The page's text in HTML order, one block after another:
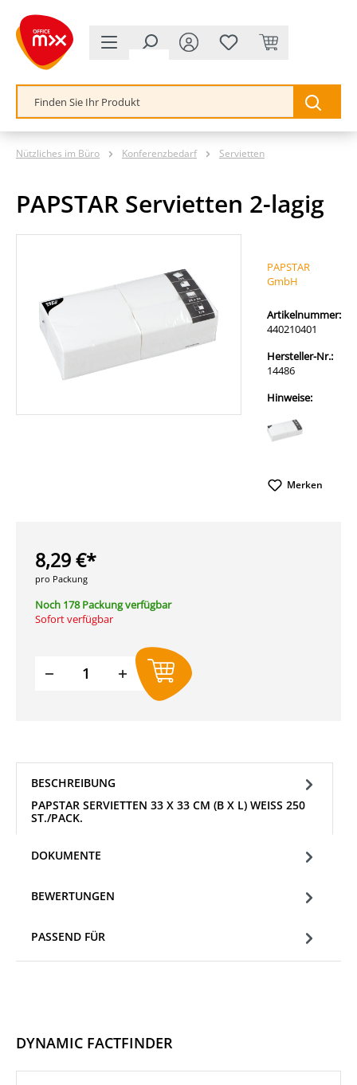
springen
Nützliches im Büro Konferenzbedarf Servietten
PAPSTAR Servietten 2-lagig
PAPSTAR
GmbH
Artikelnummer:
440210401
Hersteller-Nr.:
14486
Hinweise:
Merken
8,29 €*
pro Packung
Noch 178 Packung verfügbar
Sofort verfügbar
Produkt Anzahl: Gib den
BESCHREIBUNG
PAPSTAR SERVIETTEN 33 X 33 CM (B X L) WEISS 250 S
T./PACK.
DOKUMENTE
BEWERTUNGEN
PASSEND FÜR
Produktgalerie überspringen
DYNAMIC FACTFINDER